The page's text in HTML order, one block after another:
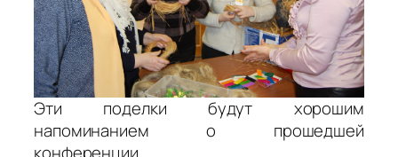
Эти поделки будут хорошим
напоминанием о прошедшей
конференции.